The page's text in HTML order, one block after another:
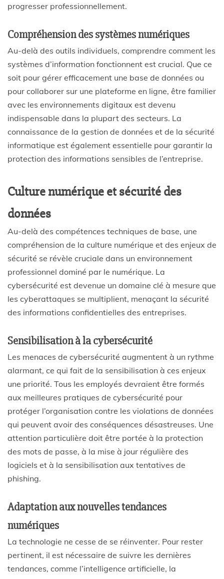
progresser professionnellement.
Compréhension des systèmes numériques
Au-delà des outils individuels, comprendre comment les
systèmes d’information fonctionnent est crucial. Que ce
soit pour gérer efficacement une base de données ou
pour collaborer sur une plateforme en ligne, être familier
avec les environnements digitaux est devenu
indispensable dans la plupart des secteurs. La
connaissance de la gestion de données et de la sécurité
informatique est également essentielle pour garantir la
protection des informations sensibles de l’entreprise.
Culture numérique et sécurité des
données
Au-delà des compétences techniques de base, une
compréhension de la culture numérique et des enjeux de
sécurité se révèle cruciale dans un environnement
professionnel dominé par le numérique. La
cybersécurité est devenue un domaine clé à mesure que
les cyberattaques se multiplient, menaçant la sécurité
des informations confidentielles des entreprises.
Sensibilisation à la cybersécurité
Les menaces de cybersécurité augmentent à un rythme
alarmant, ce qui fait de la sensibilisation à ces enjeux
une priorité. Tous les employés devraient être formés
aux meilleures pratiques de cybersécurité pour
protéger l’organisation contre les violations de données
qui peuvent avoir des conséquences désastreuses. Une
attention particulière doit être portée à la protection
des mots de passe, à la mise à jour régulière des
logiciels et à la sensibilisation aux tentatives de
phishing.
Adaptation aux nouvelles tendances
numériques
La technologie ne cesse de se réinventer. Pour rester
pertinent, il est nécessaire de suivre les dernières
tendances, comme l’intelligence artificielle, la